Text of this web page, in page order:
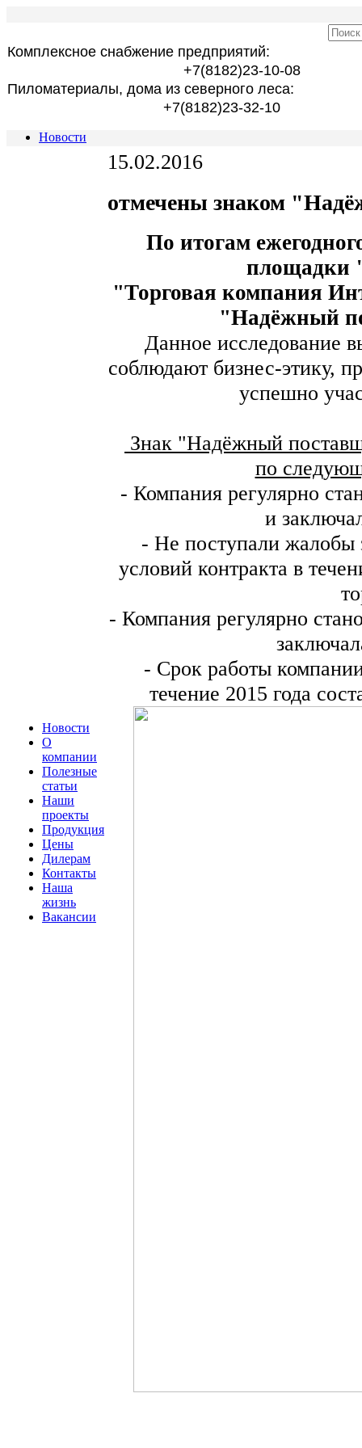
Комплексное снабжение предприятий:
+7(8182)23-10-08
Пиломатериалы, дома из северного леса:
+7(8182)23-32-10
Новости
Новости
О
компании
Полезные
статьи
Наши
проекты
Продукция
Цены
Дилерам
Контакты
Наша
жизнь
Вакансии
15.02.2016
отмечены знаком
По итогам
площадки
"Торговая компания
"Надёжный
Данное исследование
соблюдают бизнес-этику,
успешно
Знак "Надёжный
по
- Компания регулярно
и
- Не поступали жалобы
условий контракта в
- Компания регулярно
- Срок работы
течение 2015 года